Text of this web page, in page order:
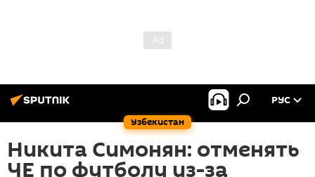
Узбекистан
РУС
Никита Симонян: отменять
ЧЕ по футболу из-за